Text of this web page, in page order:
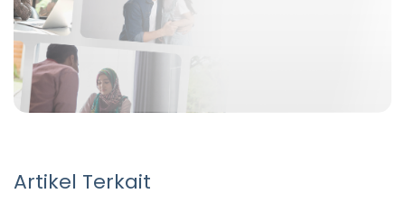
Artikel Terkait